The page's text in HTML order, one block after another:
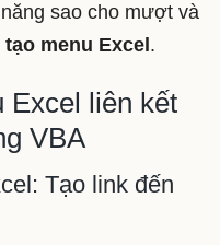
sao cho mượt và
tạo menu Excel .
Excel liên kết
VBA
Tạo link đến